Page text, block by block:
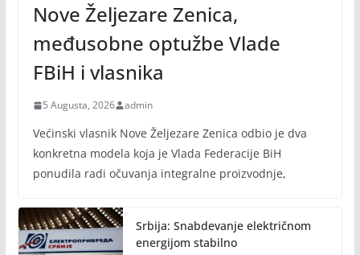
Nove Željezare Zenica,
međusobne optužbe Vlade
FBiH i vlasnika
5 Augusta, 2026 admin
Većinski vlasnik Nove Željezare Zenica odbio je dva
konkretna modela koja je Vlada Federacije BiH
ponudila radi očuvanja integralne proizvodnje,
Srbija: Snabdevanje električnom
energijom stabilno